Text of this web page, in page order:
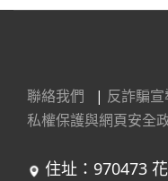
聯絡我們 | 反詐騙宣
私權保護與網頁安全
住址：970473